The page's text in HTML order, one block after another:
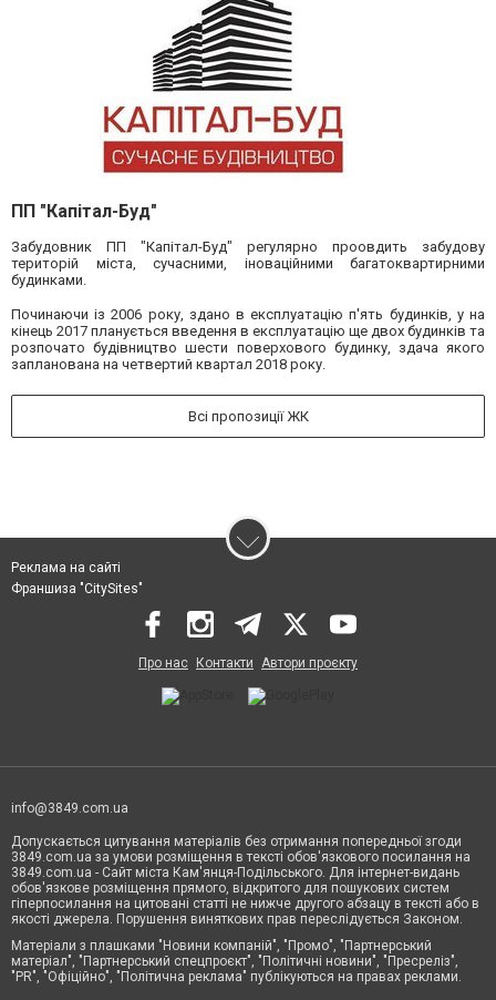
ПП "Капітал-Буд"
Забудовник ПП "Капітал-Буд" регулярно проовдить забудову
територій міста, сучасними, іноваційними багатоквартирними
будинками.
Починаючи із 2006 року, здано в експлуатацію п'ять будинків, у на
кінець 2017 планується введення в експлуатацію ще двох будинків та
розпочато будівництво шести поверхового будинку, здача якого
запланована на четвертий квартал 2018 року.
Всі пропозиції ЖК
Реклама на сайті
Франшиза "CitySites"
Про нас Контакти Автори проєкту
info@3849.com.ua
Допускається цитування матеріалів без отримання попередньої згоди
3849.com.ua за умови розміщення в тексті обов'язкового посилання на
3849.com.ua - Сайт міста Кам'янця-Подільського. Для інтернет-видань
обов'язкове розміщення прямого, відкритого для пошукових систем
гіперпосилання на цитовані статті не нижче другого абзацу в тексті або в
якості джерела. Порушення виняткових прав переслідується Законом.
Матеріали з плашками "Новини компаній", "Промо", "Партнерський
матеріал", "Партнерський спецпроєкт", "Політичні новини", "Пресреліз",
"PR", "Офіційно", "Політична реклама" публікуються на правах реклами.